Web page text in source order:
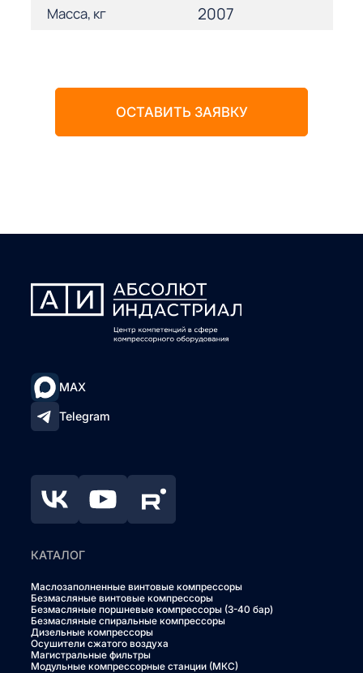
Масса, кг 2007
ОСТАВИТЬ ЗАЯВКУ
MAX
Telegram
КАТАЛОГ
Маслозаполненные винтовые компрессоры
Безмасляные винтовые компрессоры
Безмасляные поршневые компрессоры (3-40 бар)
Безмасляные спиральные компрессоры
Дизельные компрессоры
Осушители сжатого воздуха
Магистральные фильтры
Модульные компрессорные станции (МКС)